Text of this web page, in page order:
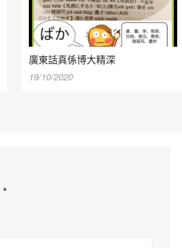
廣東話真係博大精深
19/10/2020
*